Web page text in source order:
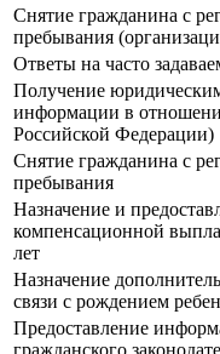
Снятие гражданина с
пребывания
Ответы на часто
Получение
информации в
Российской Федерации)
Снятие гражданина с
пребывания
Назначение и
компенсационной
лет
Назначение
связи с рождением
Предоставление
гражданского